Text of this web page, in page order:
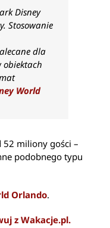
Disney
Stosowanie
dla
obiektach
World
52 miliony gości –
podobnego typu
Orlando.
z Wakacje.pl.